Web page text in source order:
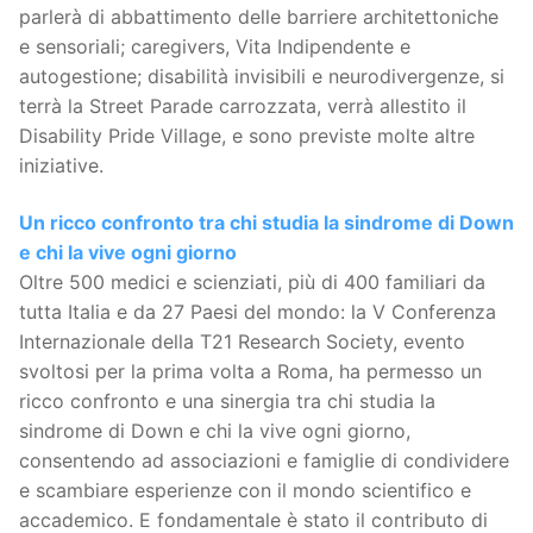
parlerà di abbattimento delle barriere architettoniche
e sensoriali; caregivers, Vita Indipendente e
autogestione; disabilità invisibili e neurodivergenze, si
terrà la Street Parade carrozzata, verrà allestito il
Disability Pride Village, e sono previste molte altre
iniziative.
Un ricco confronto tra chi studia la sindrome di Down
e chi la vive ogni giorno
Oltre 500 medici e scienziati, più di 400 familiari da
tutta Italia e da 27 Paesi del mondo: la V Conferenza
Internazionale della T21 Research Society, evento
svoltosi per la prima volta a Roma, ha permesso un
ricco confronto e una sinergia tra chi studia la
sindrome di Down e chi la vive ogni giorno,
consentendo ad associazioni e famiglie di condividere
e scambiare esperienze con il mondo scientifico e
accademico. E fondamentale è stato il contributo di